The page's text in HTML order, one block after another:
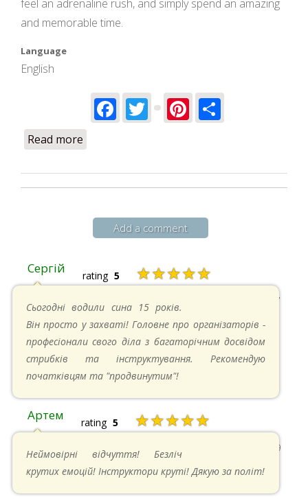
feel an adrenaline rush, and simply spend an amazing
and memorable time.
Language
English
Facebook
TwitterPinterest
Read more
Add a comment
Сергій rating 5 ★★★★★
20.04.2025 в 17:07
Сьогодні водили сина 15 років.
Він просто у захваті! Головне про організаторів -
професіонали свого діла з багаторічним досвідом
стрибків та інструктування. Рекомендую
початківцям та "продвинутим"!
Артем rating 5 ★★★★★
22.06.2024 в 15:59
Неймовірні відчуття! Безліч
крутих емоцій! Інструктори круті! Дякую за політ!